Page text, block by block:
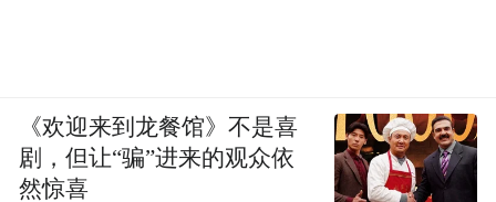
《欢迎来到龙餐馆》不是喜
剧，但让“骗”进来的观众依
然惊喜